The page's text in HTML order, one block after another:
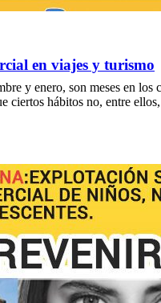
en viajes y turismo
y enero, son meses en
ciertos hábitos no, entre